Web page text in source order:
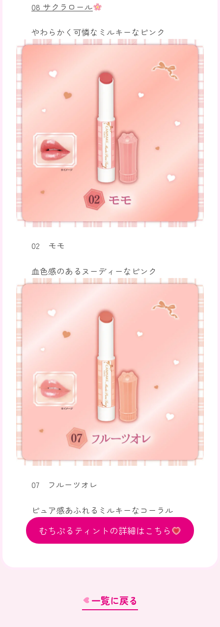
08 サクラロール
やわらかく可憐なミルキーなピンク
02 モモ
血色感のあるヌーディーなピンク
07 フルーツオレ
ピュア感あふれるミルキーなコーラル
むちぷるティントの詳細はこちら
一覧に戻る